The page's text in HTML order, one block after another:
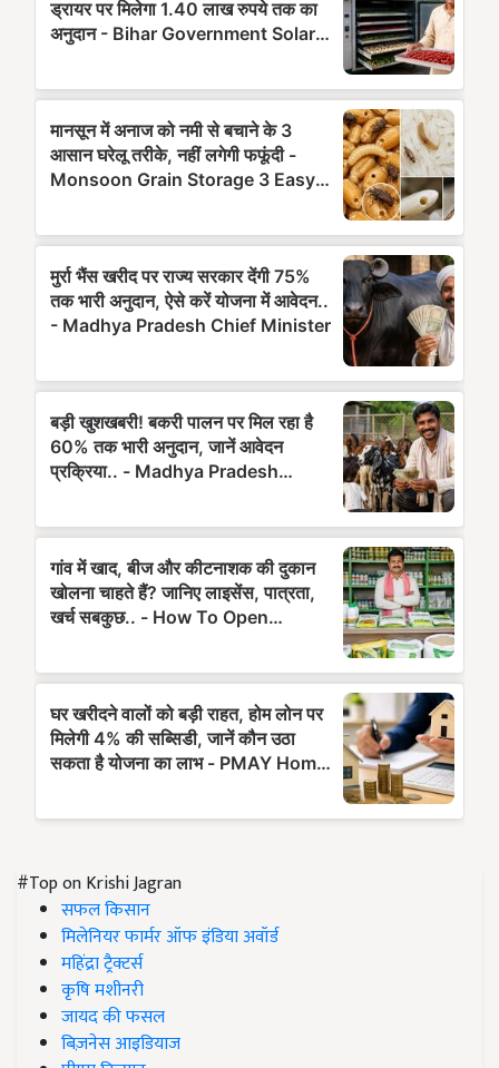
#Top on Krishi Jagran
सफल किसान
मिलेनियर फार्मर ऑफ इंडिया अवॉर्ड
महिंद्रा ट्रैक्टर्स
कृषि मशीनरी
जायद की फसल
बिज़नेस आइडियाज